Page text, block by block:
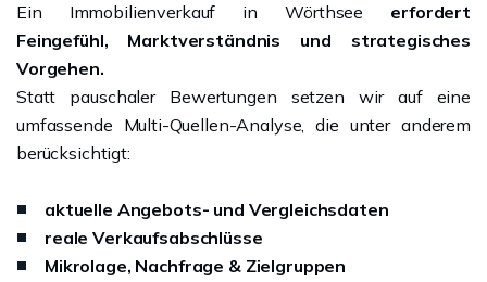
Ein Immobilienverkauf in Wörthsee erfordert
Feingefühl, Marktverständnis und strategisches
Vorgehen.
Statt pauschaler Bewertungen setzen wir auf eine
umfassende Multi-Quellen-Analyse, die unter anderem
berücksichtigt:
aktuelle Angebots- und Vergleichsdaten
reale Verkaufsabschlüsse
Mikrolage, Nachfrage & Zielgruppen